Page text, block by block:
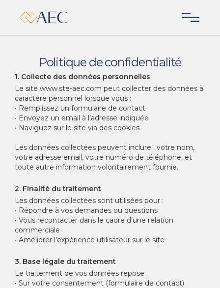
Politique de confidentialité
1. Collecte des données personnelles
Le site www.ste-aec.com peut collecter des données à
caractère personnel lorsque vous :
• Remplissez un formulaire de contact
• Envoyez un email à l’adresse indiquée
• Naviguez sur le site via des cookies
Les données collectées peuvent inclure : votre nom,
votre adresse email, votre numéro de téléphone, et
toute autre information volontairement fournie.
2. Finalité du traitement
Les données collectées sont utilisées pour :
• Répondre à vos demandes ou questions
• Vous recontacter dans le cadre d’une relation
commerciale
• Améliorer l’expérience utilisateur sur le site
3. Base légale du traitement
Le traitement de vos données repose :
• Sur votre consentement (formulaire de contact)